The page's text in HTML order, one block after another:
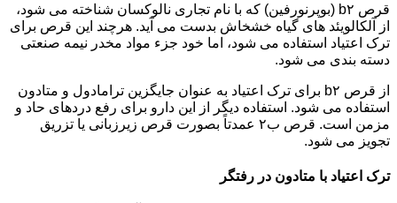
قرص b۲ (بوپرنورفین) که با نام تجاری نالوکسان شناخته می شود،
از آلکالویئد های گیاه خشخاش بدست می آید. هرچند این قرص برای
ترک اعتیاد استفاده می شود، اما خود جزء مواد مخدر نیمه صنعتی
دسته بندی می شود.
از قرص b۲ برای ترک اعتیاد به عنوان جایگزین ترامادول و متادون
استفاده می شود. استفاده دیگر از این دارو برای رفع دردهای حاد و
مزمن است. قرص ب۲ عمدتاً بصورت قرص زیرزبانی یا تزریق
تجویز می شود.
ترک اعتیاد با متادون در رفتگر